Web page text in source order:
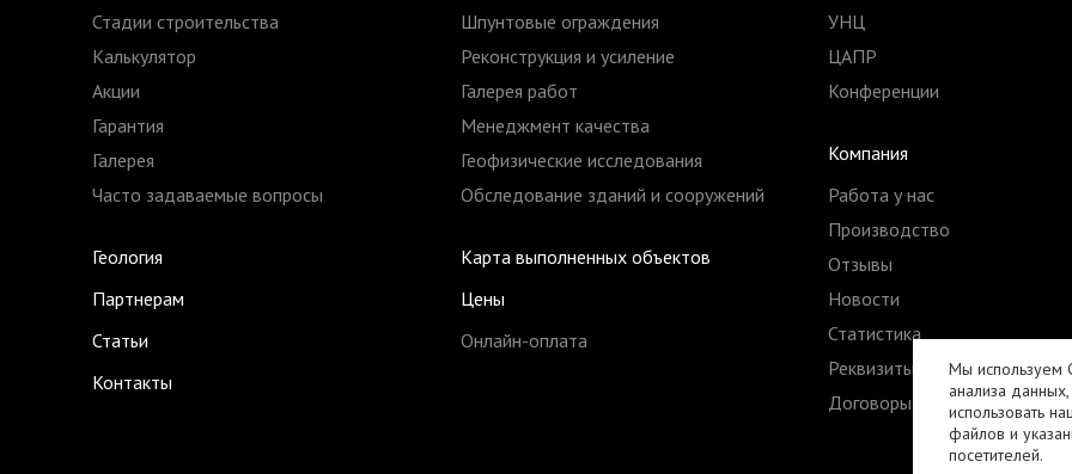
Мы используем
анализа
использовать
файлов и
посетителей.
Стадии строительства
Калькулятор
Акции
Гарантия
Галерея
Часто задаваемые вопросы
Геология
Партнерам
Статьи
Контакты
Шпунтовые ограждения
Реконструкция и усиление
Галерея работ
Менеджмент качества
Геофизические исследования
Обследование зданий и сооружений
Карта выполненных объектов
Цены
Онлайн-оплата
УНЦ
ЦАПР
Конференции
Компания
Работа у нас
Производство
Отзывы
Новости
Статистика
Реквизиты
Договоры